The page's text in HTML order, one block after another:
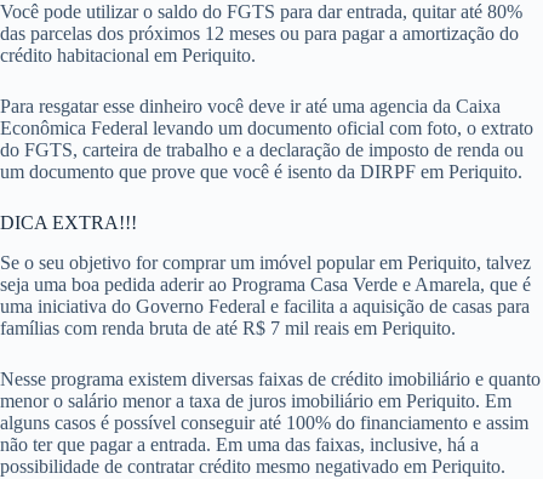
Você pode utilizar o saldo do FGTS para dar entrada, quitar até 80%
das parcelas dos próximos 12 meses ou para pagar a amortização do
crédito habitacional em Periquito.
Para resgatar esse dinheiro você deve ir até uma agencia da Caixa
Econômica Federal levando um documento oficial com foto, o extrato
do FGTS, carteira de trabalho e a declaração de imposto de renda ou
um documento que prove que você é isento da DIRPF em Periquito.
DICA EXTRA!!!
Se o seu objetivo for comprar um imóvel popular em Periquito, talvez
seja uma boa pedida aderir ao Programa Casa Verde e Amarela, que é
uma iniciativa do Governo Federal e facilita a aquisição de casas para
famílias com renda bruta de até R$ 7 mil reais em Periquito.
Nesse programa existem diversas faixas de crédito imobiliário e quanto
menor o salário menor a taxa de juros imobiliário em Periquito. Em
alguns casos é possível conseguir até 100% do financiamento e assim
não ter que pagar a entrada. Em uma das faixas, inclusive, há a
possibilidade de contratar crédito mesmo negativado em Periquito.